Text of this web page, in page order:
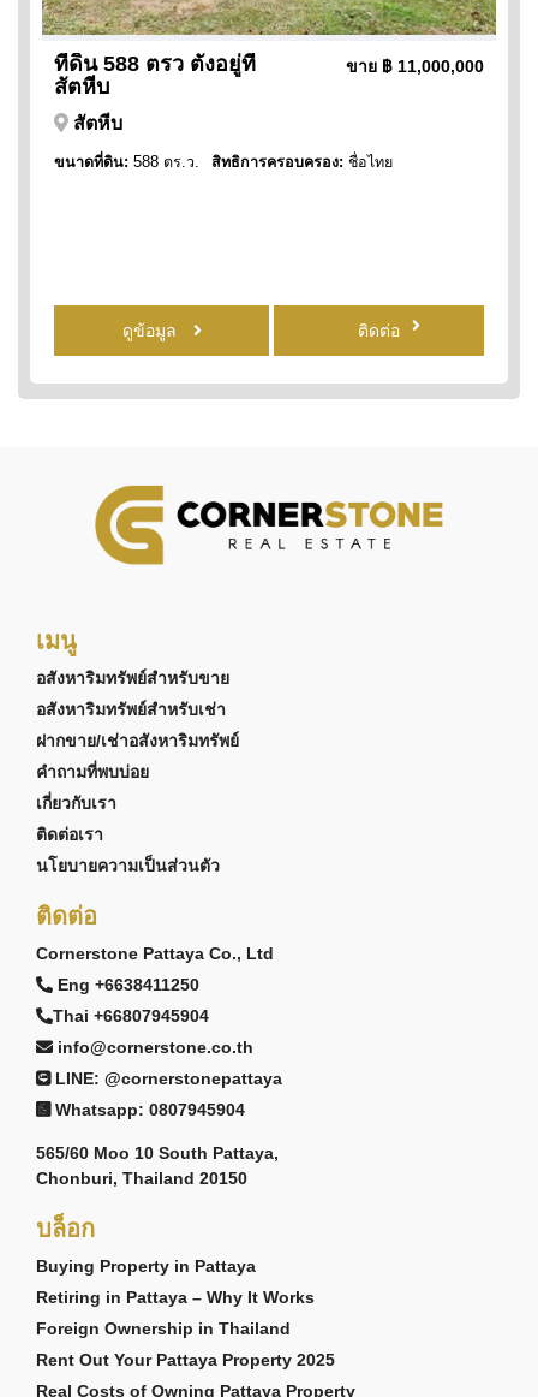
ที่ดิน 588 ตรว ตั้งอยู่ที่
สัตหีบ
ขาย ฿ 11,000,000
สัตหีบ
ขนาดที่ดิน: 588 ตร.ว. สิทธิการครอบครอง: ชื่อไทย
ดูข้อมูล ติดต่อ
เมนู
อสังหาริมทรัพย์สำหรับขาย
อสังหาริมทรัพย์สำหรับเช่า
ฝากขาย/เช่าอสังหาริมทรัพย์
คำถามที่พบบ่อย
เกี่ยวกับเรา
ติดต่อเรา
นโยบายความเป็นส่วนตัว
ติดต่อ
Cornerstone Pattaya Co., Ltd
Eng +6638411250
Thai +66807945904
info@cornerstone.co.th
LINE: @cornerstonepattaya
Whatsapp: 0807945904
565/60 Moo 10 South Pattaya,
Chonburi, Thailand 20150
บล็อก
Buying Property in Pattaya
Retiring in Pattaya – Why It Works
Foreign Ownership in Thailand
Rent Out Your Pattaya Property 2025
Real Costs of Owning Pattaya Property